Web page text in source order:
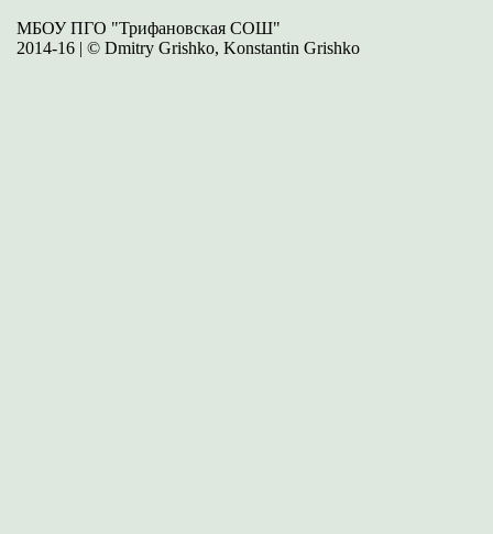
МБОУ ПГО "Трифановская СОШ"
2014-16 | © Dmitry Grishko, Konstantin Grishko